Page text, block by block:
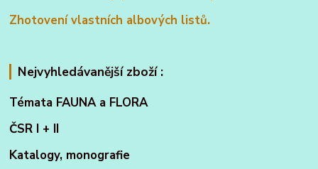
Zhotovení vlastních albových listů.
Nejvyhledávanější zboží :
Témata FAUNA a FLORA
ČSR I + II
Katalogy, monografie